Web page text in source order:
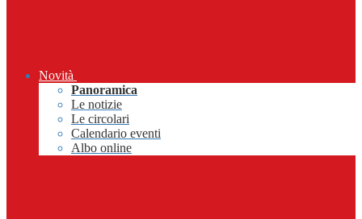
Novità
Panoramica
Le notizie
Le circolari
Calendario eventi
Albo online